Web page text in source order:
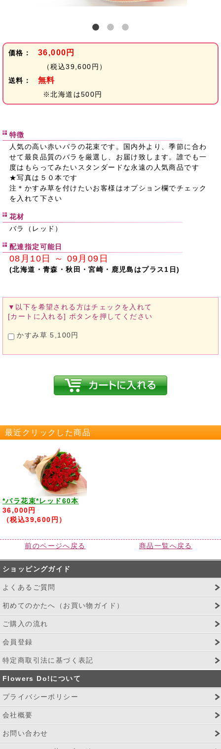
価格： 36,000円
（税込39,600円）
送料：
無料
※北海道は500円
特徴
人気の高い赤いバラの花束です。国内外より、季節に合わ
せて最良品質のバラを厳選し、お届け致します。誰でも一
度はもらってみたいスタンダードな永遠の人気商品です
★写真は５０本です
注＊かすみ草を付けたいお客様はオプション欄でチェック
を入れて下さい
花材
バラ（レッド）
配達指定可能日
08月10日 ～ 09月09日
(北海道・青森・秋田・宮崎・鹿児島はプラス1日)
▼以下を希望される方はチェックを入れて
[カートに入れる] ボタンを押してください
かすみ草 5,100円
最近クリックした商品
*バラ花束*レッド60本
36,000円
（税込39,600円）
前のページへ戻る 商品一覧へ戻る
ショッピングガイド
よくあるご質問
初めてのかたへ（お買い物ガイド）
ご購入の流れ
会員登録
特定商取引法に基づく表記
Flowers Do!について
プライバシーポリシー
会社概要
お問い合わせ